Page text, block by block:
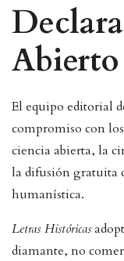
Abierto
El equipo editorial
compromiso con
ciencia abierta, la
la difusión gratuita
humanística.
Letras Históricas
diamante, no